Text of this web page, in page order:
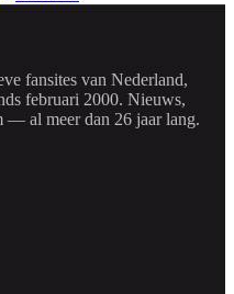
fansites van Nederland,
februari 2000. Nieuws,
— al meer dan 26 jaar lang.